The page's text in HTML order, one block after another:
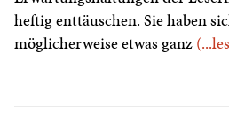
heftig enttäuschen. Sie haben
möglicherweise etwas ganz